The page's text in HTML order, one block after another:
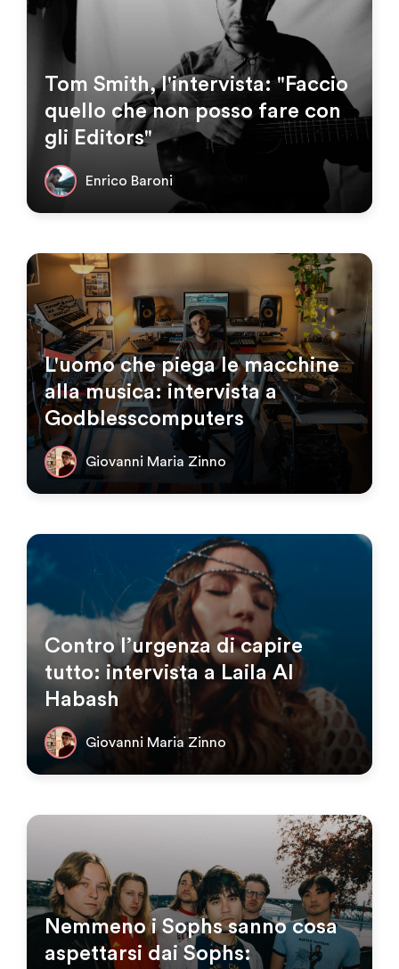
Tom Smith, l'intervista: "Faccio
quello che non posso fare con
gli Editors"
Enrico Baroni
L'uomo che piega le macchine
alla musica: intervista a
Godblesscomputers
Giovanni Maria Zinno
Contro l’urgenza di capire
tutto: intervista a Laila Al
Habash
Giovanni Maria Zinno
Nemmeno i Sophs sanno cosa
aspettarsi dai Sophs: